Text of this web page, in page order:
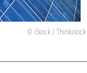
iStock / Thinkstock